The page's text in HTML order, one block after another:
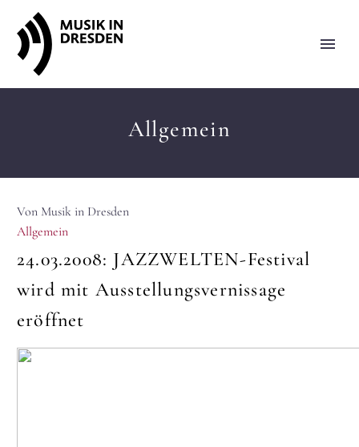
Allgemein
Von Musik in Dresden
Allgemein
24.03.2008: JAZZWELTEN-Festival
wird mit Ausstellungsvernissage
eröffnet